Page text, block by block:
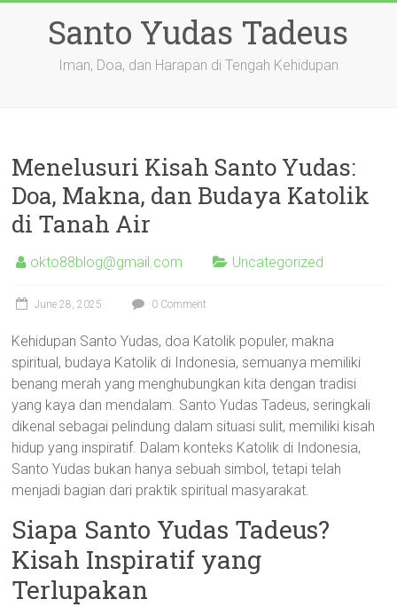
Santo Yudas Tadeus
Iman, Doa, dan Harapan di Tengah Kehidupan
Menelusuri Kisah Santo Yudas:
Doa, Makna, dan Budaya Katolik
di Tanah Air
okto88blog@gmail.com Uncategorized
June 28, 2025 0 Comment
Kehidupan Santo Yudas, doa Katolik populer, makna
spiritual, budaya Katolik di Indonesia, semuanya memiliki
benang merah yang menghubungkan kita dengan tradisi
yang kaya dan mendalam. Santo Yudas Tadeus, seringkali
dikenal sebagai pelindung dalam situasi sulit, memiliki kisah
hidup yang inspiratif. Dalam konteks Katolik di Indonesia,
Santo Yudas bukan hanya sebuah simbol, tetapi telah
menjadi bagian dari praktik spiritual masyarakat.
Siapa Santo Yudas Tadeus?
Kisah Inspiratif yang
Terlupakan